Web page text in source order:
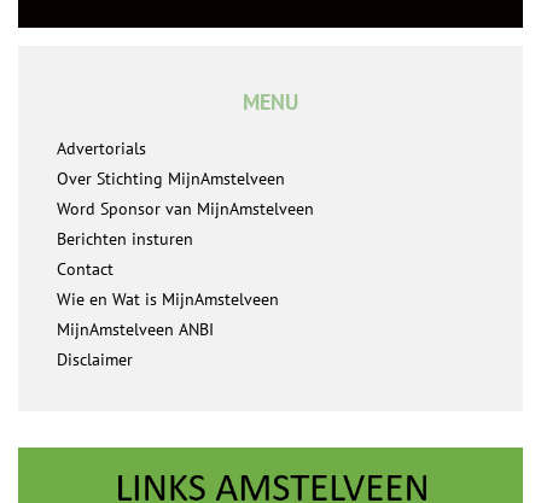
MENU
Advertorials
Over Stichting MijnAmstelveen
Word Sponsor van MijnAmstelveen
Berichten insturen
Contact
Wie en Wat is MijnAmstelveen
MijnAmstelveen ANBI
Disclaimer